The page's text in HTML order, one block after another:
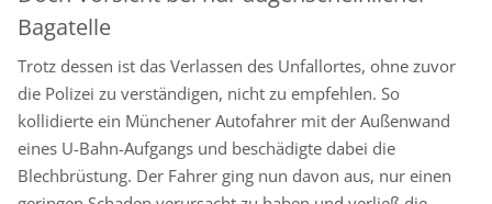
Bagatelle
Trotz dessen ist das Verlassen des Unfallortes, ohne zuvor
die Polizei zu verständigen, nicht zu empfehlen. So
kollidierte ein Münchener Autofahrer mit der Außenwand
eines U-Bahn-Aufgangs und beschädigte dabei die
Blechbrüstung. Der Fahrer ging nun davon aus, nur einen